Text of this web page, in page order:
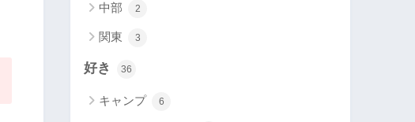
中部 2
関東 3
好き 36
キャンプ 6